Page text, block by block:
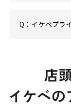
Q：イケベプラ